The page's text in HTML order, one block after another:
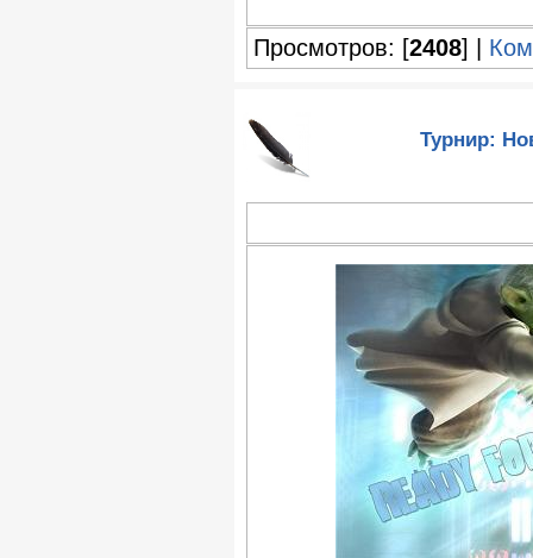
Просмотров: [2408] |
Турнир: